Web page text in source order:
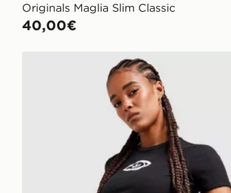
Originals Maglia Slim Classic
40,00€
adidas Originals Pantaloncino Classic